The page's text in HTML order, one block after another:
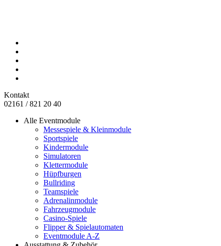
Kontakt
02161 / 821 20 40
Alle Eventmodule
Messespiele & Kleinmodule
Sportspiele
Kindermodule
Simulatoren
Klettermodule
Hüpfburgen
Bullriding
Teamspiele
Adrenalinmodule
Fahrzeugmodule
Casino-Spiele
Flipper & Spielautomaten
Eventmodule A-Z